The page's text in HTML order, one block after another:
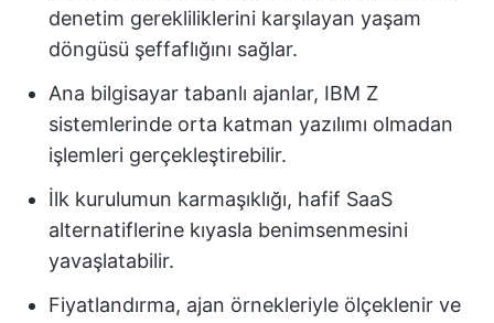
denetim gerekliliklerini karşılayan yaşam
döngüsü şeffaflığını sağlar.
Ana bilgisayar tabanlı ajanlar, IBM Z
sistemlerinde orta katman yazılımı olmadan
işlemleri gerçekleştirebilir.
İlk kurulumun karmaşıklığı, hafif SaaS
alternatiflerine kıyasla benimsenmesini
yavaşlatabilir.
Fiyatlandırma, ajan örnekleriyle ölçeklenir ve